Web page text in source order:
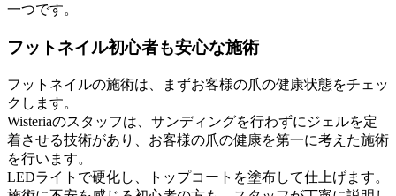
一つです。
フットネイル初心者も安心な施術
フットネイルの施術は、まずお客様の爪の健康状態をチェッ
クします。
Wisteriaのスタッフは、サンディングを行わずにジェルを定
着させる技術があり、お客様の爪の健康を第一に考えた施術
を行います。
LEDライトで硬化し、トップコートを塗布して仕上げます。